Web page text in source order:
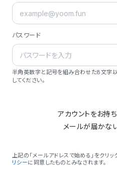
パスワード
半角英数字と記号を組み合わせた8文字
してください。
アカウントをお持
メールが届かな
上記の「メールアドレスで始める」をクリッ
リシーに同意したものとみなされます。